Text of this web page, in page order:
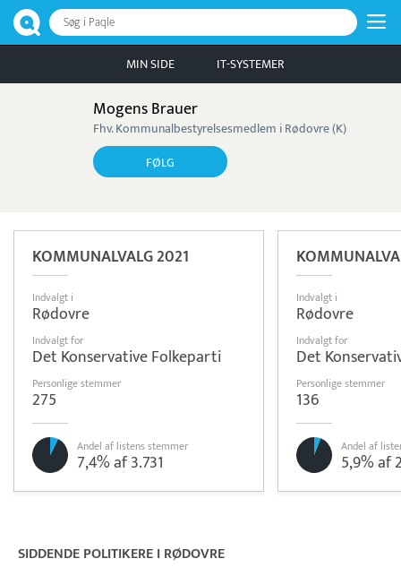
Søg i Paqle
MIN SIDE IT-SYSTEMER
Mogens Brauer
Fhv. Kommunalbestyrelsesmedlem i Rødovre (K)
FØLG
KOMMUNALVALG 2021
Indvalgt i
Rødovre
Indvalgt for
Det Konservative Folkeparti
Personlige stemmer
275
Andel af listens stemmer
7,4% af 3.731
Indvalgt i
Rødovre
Indvalgt for
Det
Personlige stemmer
136
Andel af
5,9% af
SIDDENDE POLITIKERE I RØDOVRE